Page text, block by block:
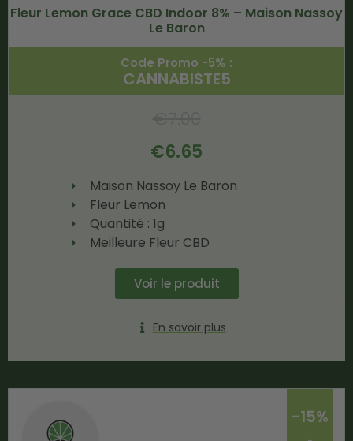
Fleur Lemon Grace CBD Indoor 8% – Maison Nassoy
Le Baron
Code Promo -5% :
CANNABISTE5
€6.65
Maison Nassoy Le Baron
Fleur Lemon
Quantité : 1g
Meilleure Fleur CBD
Voir le produit
En savoir plus
-15%